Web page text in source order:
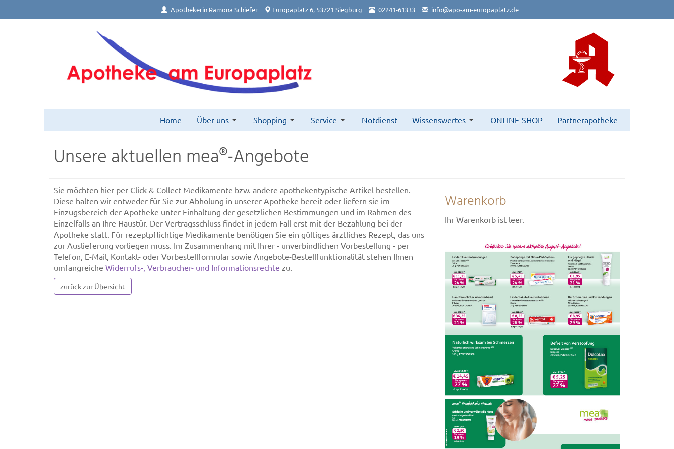
Apothekerin Ramona Schiefer Europaplatz 6, 53721 Siegburg 02241-61333 info@apo-am-europaplatz.de
Home Über uns Shopping Service Notdienst Wissenswertes ONLINE-SHOP Partnerapotheke
Unsere aktuellen mea®-Angebote
Sie möchten hier per Click & Collect Medikamente bzw. andere apothekentypische Artikel bestellen.
Diese halten wir entweder für Sie zur Abholung in unserer Apotheke bereit oder liefern sie im
Einzugsbereich der Apotheke unter Einhaltung der gesetzlichen Bestimmungen und im Rahmen des
Einzelfalls an Ihre Haustür. Der Vertragsschluss findet in jedem Fall erst mit der Bezahlung bei der
Apotheke statt. Für rezeptpflichtige Medikamente benötigen Sie ein gültiges ärztliches Rezept, das uns
zur Auslieferung vorliegen muss. Im Zusammenhang mit Ihrer - unverbindlichen Vorbestellung - per
Telefon, E-Mail, Kontakt- oder Vorbestellformular sowie Angebote-Bestellfunktionalität stehen Ihnen
umfangreiche Widerrufs-, Verbraucher- und Informationsrechte zu.
zurück zur Übersicht
Warenkorb
Ihr Warenkorb ist leer.